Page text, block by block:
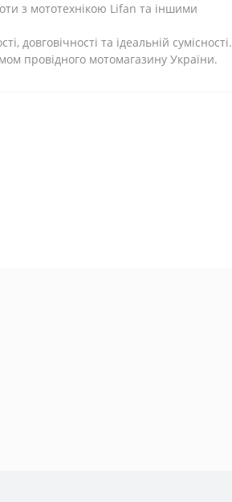
з мототехнікою Lifan та іншими
та ідеальній сумісності.
провідного мотомагазину України.